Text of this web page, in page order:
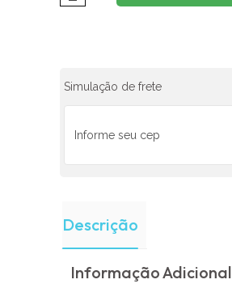
Simulação de frete
Descrição
Informação Adicional